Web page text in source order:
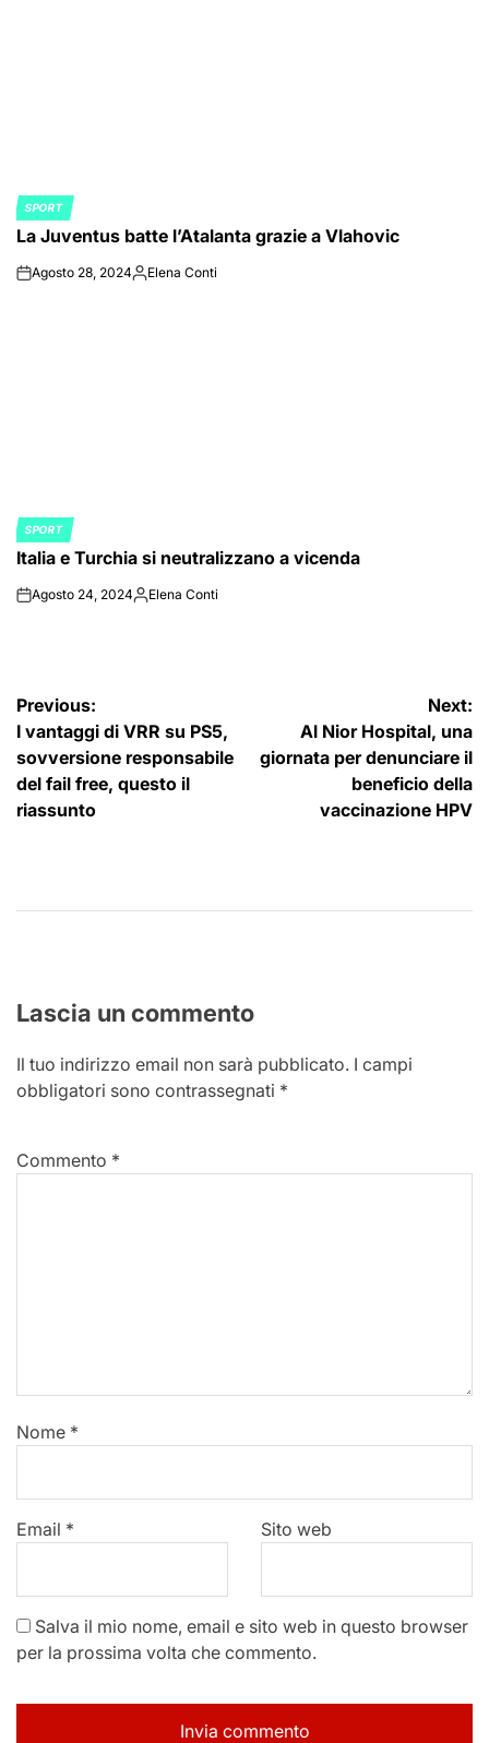
POSTED
IN
SPORT
La Juventus batte l’Atalanta grazie a Vlahovic
onAgosto 28, 2024Posted
Elena Conti
POSTED
IN
SPORT
Italia e Turchia si neutralizzano a vicenda
onAgosto 24, 2024Posted
Elena Conti
Navigazione
articoli
Previous:
I vantaggi di VRR su PS5,
sovversione responsabile
del fail free, questo il
riassunto
Next:
Al Nior Hospital, una
giornata per denunciare il
beneficio della
vaccinazione HPV
Lascia un commento
Il tuo indirizzo email non sarà pubblicato. I campi
obbligatori sono contrassegnati *
Commento *
Nome *
Email * Sito web
Salva il mio nome, email e sito web in questo browser
per la prossima volta che commento.